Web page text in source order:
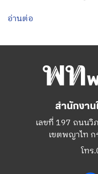
อ่านต่อ
สำนักงาน
เลขที่ 197 ถนนวิ
เขตพญาไท
โทร